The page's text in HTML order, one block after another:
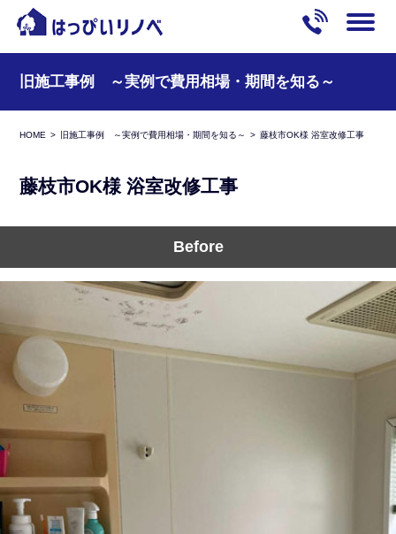
旧施工事例 ～実例で費用相場・期間を知る～
HOME 旧施工事例 ～実例で費用相場・期間を知る～ 藤枝市OK様 浴室改修工事
藤枝市OK様 浴室改修工事
Before